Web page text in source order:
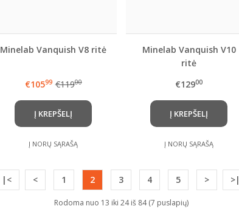
Minelab Vanquish V8 ritė
€10599 €11900
Į KREPŠELĮ
Į NORŲ SĄRAŠĄ
Minelab Vanquish V10
ritė
€12900
Į KREPŠELĮ
Į NORŲ SĄRAŠĄ
|< < 1 2 3 4 5 > >|
Rodoma nuo 13 iki 24 iš 84 (7 puslapių)